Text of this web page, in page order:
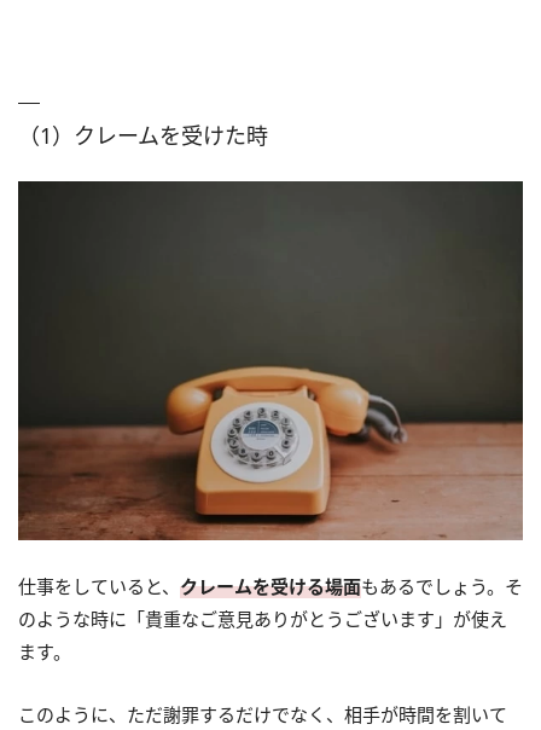
（1）クレームを受けた時
仕事をしていると、 クレームを受ける場面もあるでしょう。そ
のような時に「貴重なご意見ありがとうございます」が使え
ます。
このように、ただ謝罪するだけでなく、相手が時間を割いて